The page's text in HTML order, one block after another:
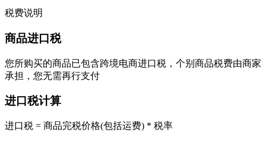
税费说明
商品进口税
您所购买的商品已包含跨境电商进口税，个别商品税费由商家
承担，您无需再行支付
进口税计算
进口税 = 商品完税价格(包括运费) * 税率